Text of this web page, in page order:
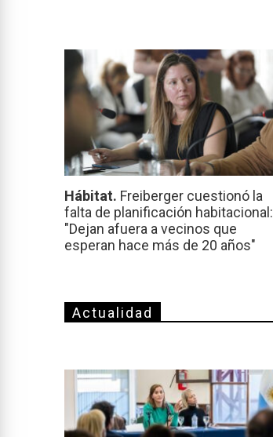
Hábitat. Freiberger cuestionó la
falta de planificación habitacional:
"Dejan afuera a vecinos que
esperan hace más de 20 años"
Actualidad